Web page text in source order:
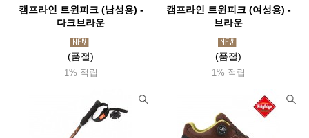
캠프라인 트윈피크 (남성용) -
다크브라운
(품절)
1% 적립
캠프라인 트윈피크 (여성용) -
브라운
(품절)
1% 적립